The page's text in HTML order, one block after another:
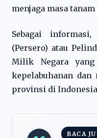
menjaga masa
Sebagai
(Persero) atau
Milik Negara
kepelabuhanan dan
provinsi di
BACA